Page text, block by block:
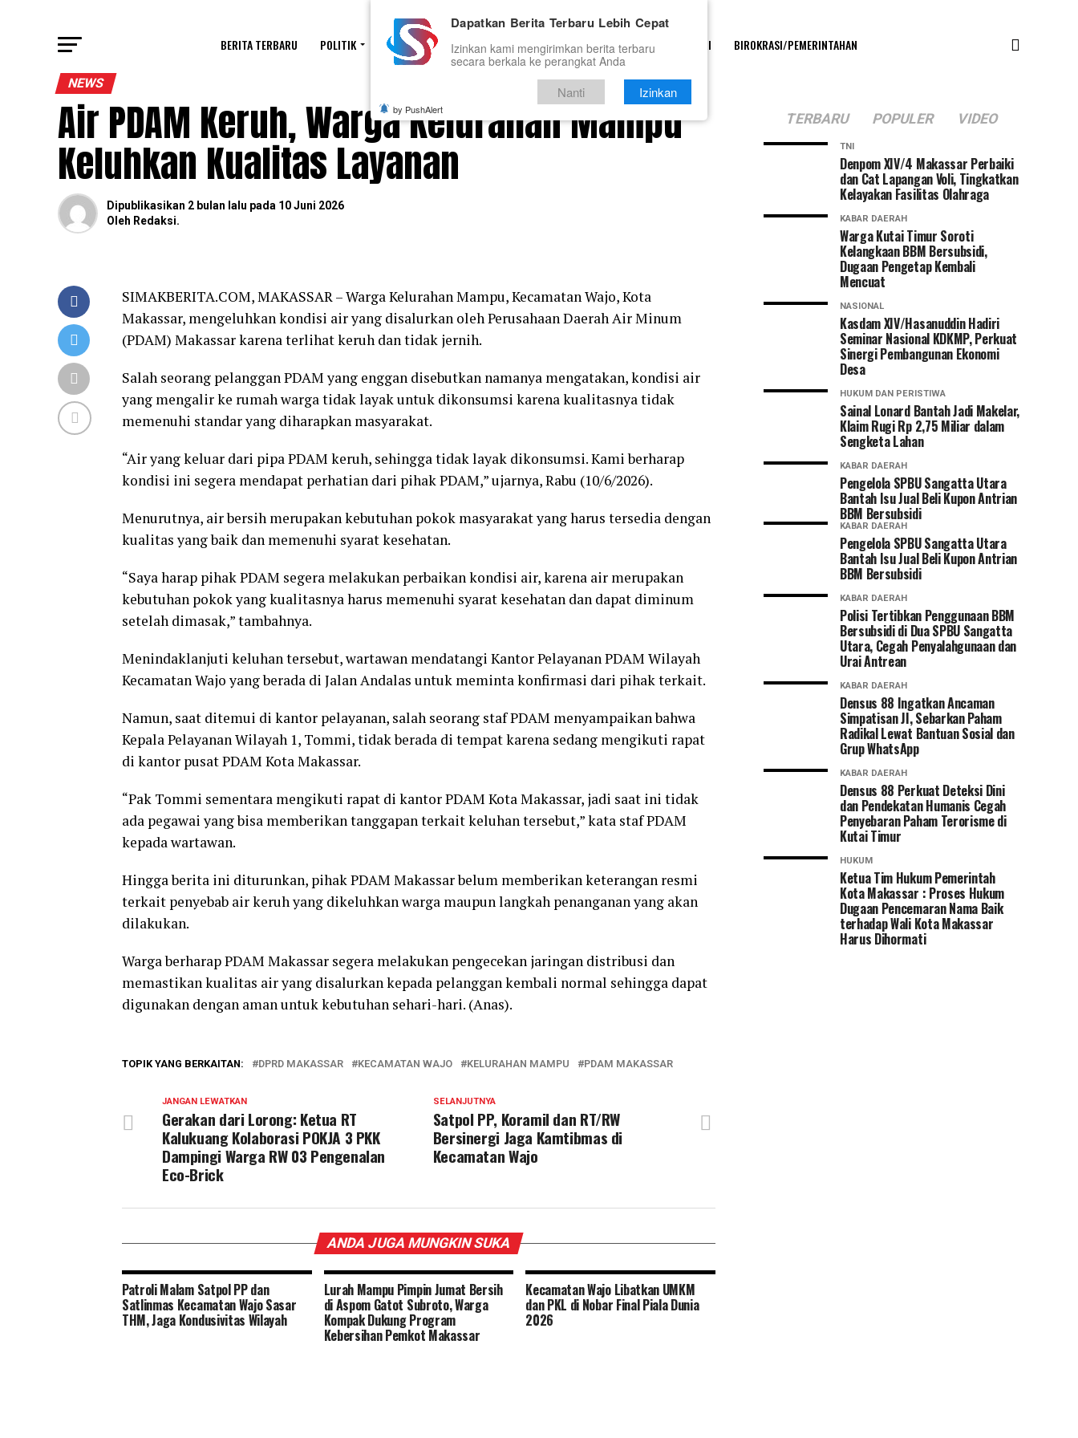
BERITA TERBARU POLITIK HUKUM PENDIDIKAN OLAHRAGA OPINI TNI DAN POLRI BIROKRASI/PEMERINTAHAN
NEWS
Air PDAM Keruh, Warga Kelurahan Mampu
Keluhkan Kualitas Layanan
Dipublikasikan 2 bulan lalu pada 10 Juni 2026
Oleh Redaksi.
SIMAKBERITA.COM, MAKASSAR – Warga Kelurahan Mampu, Kecamatan Wajo, Kota
Makassar, mengeluhkan kondisi air yang disalurkan oleh Perusahaan Daerah Air Minum
(PDAM) Makassar karena terlihat keruh dan tidak jernih.
Salah seorang pelanggan PDAM yang enggan disebutkan namanya mengatakan, kondisi air
yang mengalir ke rumah warga tidak layak untuk dikonsumsi karena kualitasnya tidak
memenuhi standar yang diharapkan masyarakat.
“Air yang keluar dari pipa PDAM keruh, sehingga tidak layak dikonsumsi. Kami berharap
kondisi ini segera mendapat perhatian dari pihak PDAM,” ujarnya, Rabu (10/6/2026).
Menurutnya, air bersih merupakan kebutuhan pokok masyarakat yang harus tersedia dengan
kualitas yang baik dan memenuhi syarat kesehatan.
“Saya harap pihak PDAM segera melakukan perbaikan kondisi air, karena air merupakan
kebutuhan pokok yang kualitasnya harus memenuhi syarat kesehatan dan dapat diminum
setelah dimasak,” tambahnya.
Menindaklanjuti keluhan tersebut, wartawan mendatangi Kantor Pelayanan PDAM Wilayah
Kecamatan Wajo yang berada di Jalan Andalas untuk meminta konfirmasi dari pihak terkait.
Namun, saat ditemui di kantor pelayanan, salah seorang staf PDAM menyampaikan bahwa
Kepala Pelayanan Wilayah 1, Tommi, tidak berada di tempat karena sedang mengikuti rapat
di kantor pusat PDAM Kota Makassar.
“Pak Tommi sementara mengikuti rapat di kantor PDAM Kota Makassar, jadi saat ini tidak
ada pegawai yang bisa memberikan tanggapan terkait keluhan tersebut,” kata staf PDAM
kepada wartawan.
Hingga berita ini diturunkan, pihak PDAM Makassar belum memberikan keterangan resmi
terkait penyebab air keruh yang dikeluhkan warga maupun langkah penanganan yang akan
dilakukan.
Warga berharap PDAM Makassar segera melakukan pengecekan jaringan distribusi dan
memastikan kualitas air yang disalurkan kepada pelanggan kembali normal sehingga dapat
digunakan dengan aman untuk kebutuhan sehari-hari. (Anas).
TOPIK YANG BERKAITAN: DPRD MAKASSAR KECAMATAN WAJO KELURAHAN MAMPU PDAM MAKASSAR
SELANJUTNYA
Satpol PP, Koramil dan RT/RW
Bersinergi Jaga Kamtibmas di
Kecamatan Wajo
JANGAN LEWATKAN
Gerakan dari Lorong: Ketua RT
Kalukuang Kolaborasi POKJA 3 PKK
Dampingi Warga RW 03 Pengenalan
Eco-Brick
ANDA JUGA MUNGKIN SUKA
Patroli Malam Satpol PP dan
Satlinmas Kecamatan Wajo Sasar
THM, Jaga Kondusivitas Wilayah
Lurah Mampu Pimpin Jumat Bersih
di Aspom Gatot Subroto, Warga
Kompak Dukung Program
Kebersihan Pemkot Makassar
Kecamatan Wajo Libatkan UMKM
dan PKL di Nobar Final Piala Dunia
2026
TERBARU POPULER VIDEO
TNI
Denpom XIV/4 Makassar Perbaiki
dan Cat Lapangan Voli, Tingkatkan
Kelayakan Fasilitas Olahraga
KABAR DAERAH
Warga Kutai Timur Soroti
Kelangkaan BBM Bersubsidi,
Dugaan Pengetap Kembali
Mencuat
NASIONAL
Kasdam XIV/Hasanuddin Hadiri
Seminar Nasional KDKMP, Perkuat
Sinergi Pembangunan Ekonomi
Desa
HUKUM DAN PERISTIWA
Sainal Lonard Bantah Jadi Makelar,
Klaim Rugi Rp 2,75 Miliar dalam
Sengketa Lahan
KABAR DAERAH
Pengelola SPBU Sangatta Utara
Bantah Isu Jual Beli Kupon Antrian
BBM Bersubsidi
KABAR DAERAH
Pengelola SPBU Sangatta Utara
Bantah Isu Jual Beli Kupon Antrian
BBM Bersubsidi
KABAR DAERAH
Polisi Tertibkan Penggunaan BBM
Bersubsidi di Dua SPBU Sangatta
Utara, Cegah Penyalahgunaan dan
Urai Antrean
KABAR DAERAH
Densus 88 Ingatkan Ancaman
Simpatisan JI, Sebarkan Paham
Radikal Lewat Bantuan Sosial dan
Grup WhatsApp
KABAR DAERAH
Densus 88 Perkuat Deteksi Dini
dan Pendekatan Humanis Cegah
Penyebaran Paham Terorisme di
Kutai Timur
HUKUM
Ketua Tim Hukum Pemerintah
Kota Makassar : Proses Hukum
Dugaan Pencemaran Nama Baik
terhadap Wali Kota Makassar
Harus Dihormati
Dapatkan Berita Terbaru Lebih Cepat
Izinkan kami mengirimkan berita terbaru
secara berkala ke perangkat Anda
Nanti Izinkan
by PushAlert